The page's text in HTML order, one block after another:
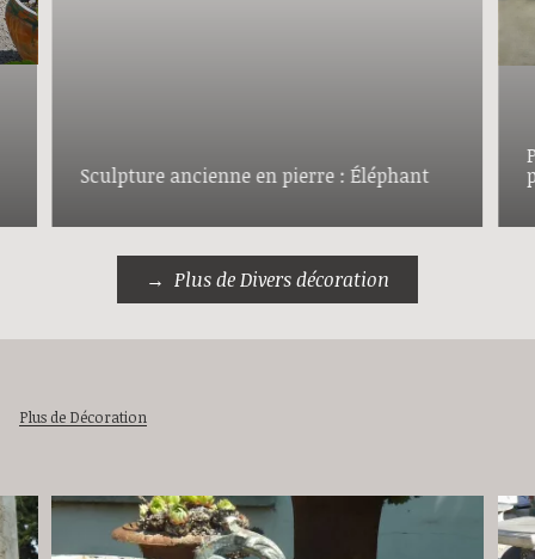
Sculpture ancienne en pierre : Éléphant
Plus de Divers décoration
Plus de Décoration